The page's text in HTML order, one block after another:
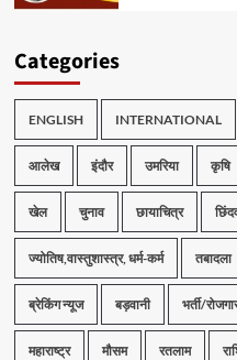
Categories
ENGLISH INTERNATIONAL
आलेख इंदौर उमरिया कृषि
खेल चुनाव छायाचित्र
ज्योतिष,वास्तुशास्त्र, धर्म-कर्म तबादला
ब्रेकिंग न्यूज बड़वानी भर्ती/
महाराष्ट्र मौसम रतलाम